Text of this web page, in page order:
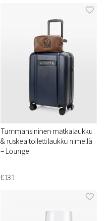
Tummansininen matkalaukku
& ruskea toilettilaukku nimellä
– Lounge
€131